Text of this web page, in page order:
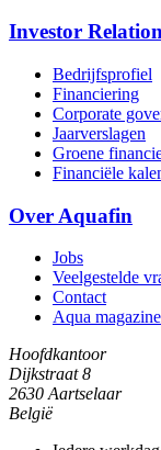
Investor
Bedrijfsprofiel
Financiering
Corporate
Jaarverslagen
Groene
Financiële
Over Aquafin
Jobs
Veelgestelde
Contact
Aqua
Hoofdkantoor
Dijkstraat 8
2630 Aartselaar
België